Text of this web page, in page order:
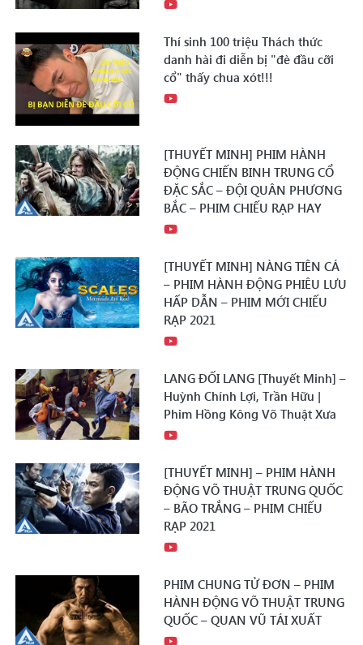
Thí sinh 100 triệu Thách thức
danh hài đi diễn bị "đè đầu cỡi
cổ" thấy chua xót!!!
[THUYẾT MINH] PHIM HÀNH
ĐỘNG CHIẾN BINH TRUNG CỔ
ĐẶC SẮC – ĐỘI QUÂN PHƯƠNG
BẮC – PHIM CHIẾU RẠP HAY
[THUYẾT MINH] NÀNG TIÊN CÁ
– PHIM HÀNH ĐỘNG PHIÊU LƯU
HẤP DẪN – PHIM MỚI CHIẾU
RẠP 2021
LANG ĐỐI LANG [Thuyết Minh] –
Huỳnh Chính Lợi, Trần Hữu |
Phim Hồng Kông Võ Thuật Xưa
[THUYẾT MINH] – PHIM HÀNH
ĐỘNG VÕ THUẬT TRUNG QUỐC
– BÃO TRẮNG – PHIM CHIẾU
RẠP 2021
PHIM CHUNG TỬ ĐƠN – PHIM
HÀNH ĐỘNG VÕ THUẬT TRUNG
QUỐC – QUAN VŨ TÁI XUẤT